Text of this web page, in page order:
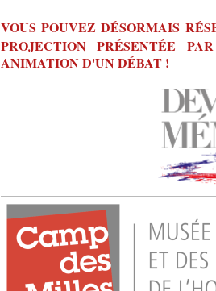
VOUS POUVEZ DÉSORMAIS
PROJECTION PRÉSENTÉE
ANIMATION D'UN DÉBAT !